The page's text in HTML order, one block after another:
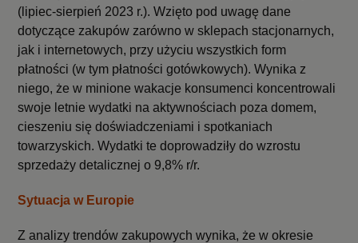
(lipiec-sierpień 2023 r.). Wzięto pod uwagę dane
dotyczące zakupów zarówno w sklepach stacjonarnych,
jak i internetowych, przy użyciu wszystkich form
płatności (w tym płatności gotówkowych). Wynika z
niego, że w minione wakacje konsumenci koncentrowali
swoje letnie wydatki na aktywnościach poza domem,
cieszeniu się doświadczeniami i spotkaniach
towarzyskich. Wydatki te doprowadziły do wzrostu
sprzedaży detalicznej o 9,8% r/r.
Sytuacja w Europie
Z analizy trendów zakupowych wynika, że w okresie